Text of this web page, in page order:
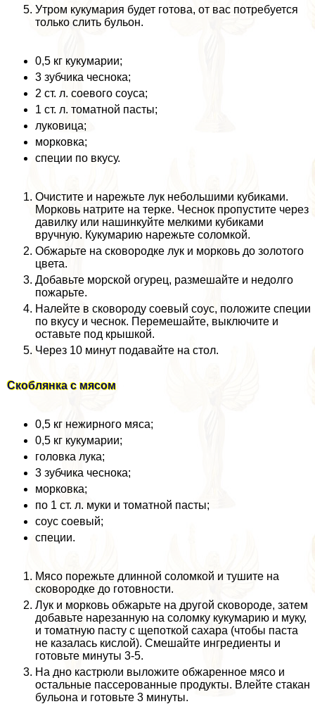
Утром кукумария будет готова, от вас потребуется
только слить бульон.
0,5 кг кукумарии;
3 зубчика чеснока;
2 ст. л. соевого соуса;
1 ст. л. томатной пасты;
луковица;
морковка;
специи по вкусу.
Очистите и нарежьте лук небольшими кубиками.
Морковь натрите на терке. Чеснок пропустите через
давилку или нашинкуйте мелкими кубиками
вручную. Кукумарию нарежьте соломкой.
Обжарьте на сковородке лук и морковь до золотого
цвета.
Добавьте морской огурец, размешайте и недолго
пожарьте.
Налейте в сковороду соевый соус, положите специи
по вкусу и чеснок. Перемешайте, выключите и
оставьте под крышкой.
Через 10 минут подавайте на стол.
Скоблянка с мясом
0,5 кг нежирного мяса;
0,5 кг кукумарии;
головка лука;
3 зубчика чеснока;
морковка;
по 1 ст. л. муки и томатной пасты;
соус соевый;
специи.
Мясо порежьте длинной соломкой и тушите на
сковородке до готовности.
Лук и морковь обжарьте на другой сковороде, затем
добавьте нарезанную на соломку кукумарию и муку,
и томатную пасту с щепоткой сахара (чтобы паста
не казалась кислой). Смешайте ингредиенты и
готовьте минуты 3-5.
На дно кастрюли выложите обжаренное мясо и
остальные пассерованные продукты. Влейте стакан
бульона и готовьте 3 минуты.